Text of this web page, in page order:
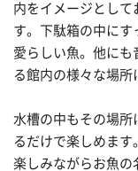
内をイメージとして
す。下駄箱の中にす
愛らしい魚。他にも
る館内の様々な場所
水槽の中もその場所
るだけで楽しめま
楽しみながらお魚の